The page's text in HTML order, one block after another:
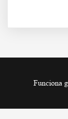
Funciona